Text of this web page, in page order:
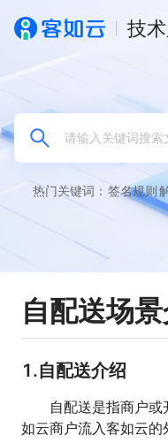
技
热门关键词： 签名规则
自配送场
1.自配送介绍
自配送是指商户或
如云商户流入客如云的